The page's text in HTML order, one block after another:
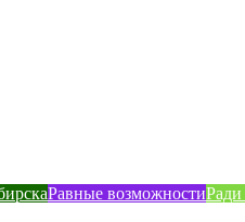
Равные возможностиРади